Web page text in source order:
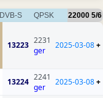
DVB-S QPSK 22000 5/6
13223 2231
ger
2025-03-08+
13224 2241
ger
2025-03-08+